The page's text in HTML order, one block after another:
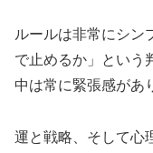
ルールは非常にシン
で止めるか」という
中は常に緊張感があ
運と戦略、そして心